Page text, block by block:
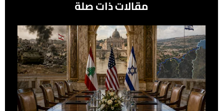
مقالات ذات صلة